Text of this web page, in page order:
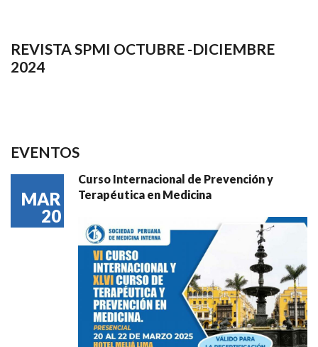
REVISTA SPMI OCTUBRE -DICIEMBRE
2024
EVENTOS
MAR
20
Curso Internacional de Prevención y
Terapéutica en Medicina